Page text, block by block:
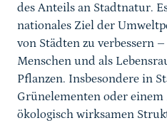
des Anteils an Stadtnatur.
nationales Ziel der
von Städten zu verbessern
Menschen und als
Pflanzen. Insbesondere in
Grünelementen oder einem
ökologisch wirksamen